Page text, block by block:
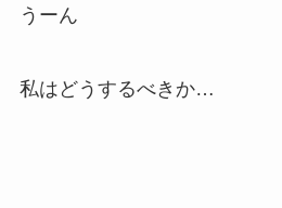
うーん
私はどうするべきか…